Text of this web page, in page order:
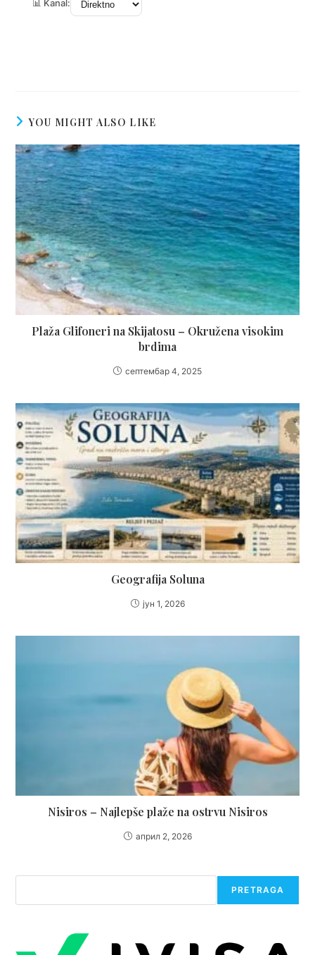
YOU MIGHT ALSO LIKE
Plaža Glifoneri na Skijatosu – Okružena visokim
brdima
септембар 4, 2025
Geografija Soluna
јун 1, 2026
Nisiros – Najlepše plaže na ostrvu Nisiros
април 2, 2026
PRETRAGA